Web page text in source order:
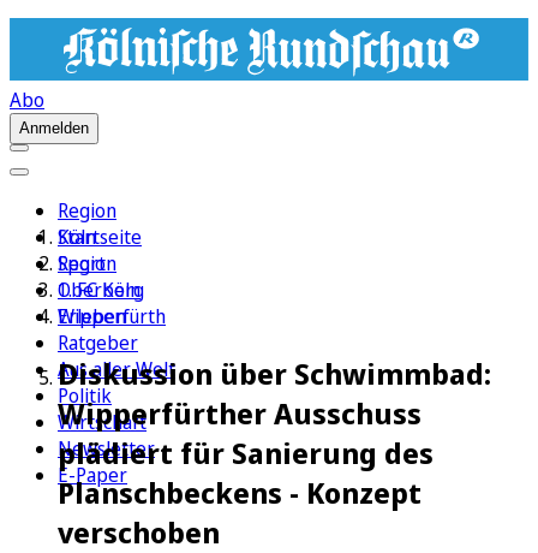
Abo
Anmelden
Region
Köln
Sport
1. FC Köln
Erleben
Ratgeber
Aus aller Welt
Politik
Wirtschaft
Newsletter
E-Paper
Startseite
Region
Oberberg
Wipperfürth
Diskussion über Schwimmbad:
Wipperfürther Ausschuss
plädiert für Sanierung des
Planschbeckens - Konzept
verschoben